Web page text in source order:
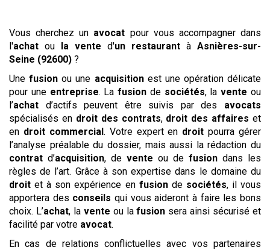
Vous cherchez un avocat pour vous accompagner dans
l'achat ou la vente d'un restaurant à Asnières-sur-
Seine (92600) ?
Unefusion ou une acquisitionest une opération délicate
pour une entreprise. Lafusion de sociétés, lavente ou
l’achat d’actifs peuvent être suivis par des avocats
spécialisés en droit des contrats, droit des affaires et
en droit commercial. Votre expert en droit pourra gérer
l’analyse préalable du dossier, mais aussi la rédaction du
contrat d’acquisition, de vente ou de fusion dans les
règles de l’art. Grâce à son expertise dans le domaine du
droit et à son expérience en fusionde sociétés, il vous
apportera des conseils qui vous aideront à faire les bons
choix. L’achat, la vente ou lafusion sera ainsi sécurisé et
facilité par votre avocat.
En cas de relations conflictuelles avec vos partenaires